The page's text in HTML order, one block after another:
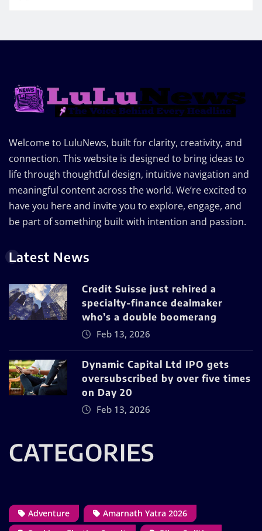
Welcome to LuluNews, built for clarity, creativity, and
connection. This website is designed to bring ideas to
life through thoughtful design, intuitive navigation and
meaningful content across the world. We’re excited to
have you here and invite you to explore, engage, and
be part of something built with intention and passion.
Latest News
Credit Suisse just rehired a
specialty-finance dealmaker
who’s a double boomerang
Feb 13, 2026
Dynamic Capital Ltd IPO gets
oversubscribed by over five times
on Day 20
Feb 13, 2026
CATEGORIES
Adventure
Amarnath Yatra 2026